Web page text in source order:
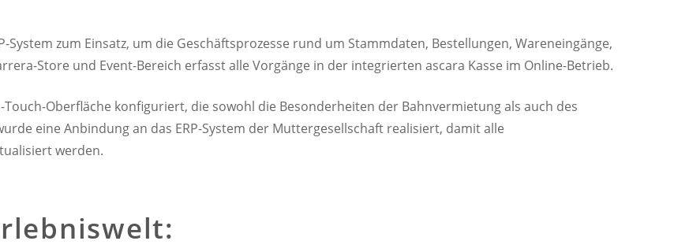
System zum Einsatz, um die Geschäftsprozesse rund um Stammdaten, Bestellungen, Wareneingänge,
Store und Event-Bereich erfasst alle Vorgänge in der integrierten ascara Kasse im Online-Betrieb.
Oberfläche konfiguriert, die sowohl die Besonderheiten der Bahnvermietung als auch des
eine Anbindung an das ERP-System der Muttergesellschaft realisiert, damit alle
werden.